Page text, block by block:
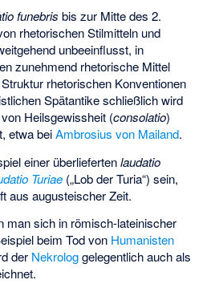
funebris bis zur Mitte des 2.
rhetorischen Stilmitteln und
unbeeinflusst, in
zunehmend rhetorische Mittel
rhetorischen Konventionen
Spätantike schließlich wird
Heilsgewissheit (consolatio)
etwa beiAmbrosius von Mailand.
einer überliefertenlaudatio
Turiae („Lob der Turia“) sein,
ausaugusteischerZeit.
man sich in römisch-lateinischer
beim Tod von Humanisten
der Nekrologgelegentlich auch als